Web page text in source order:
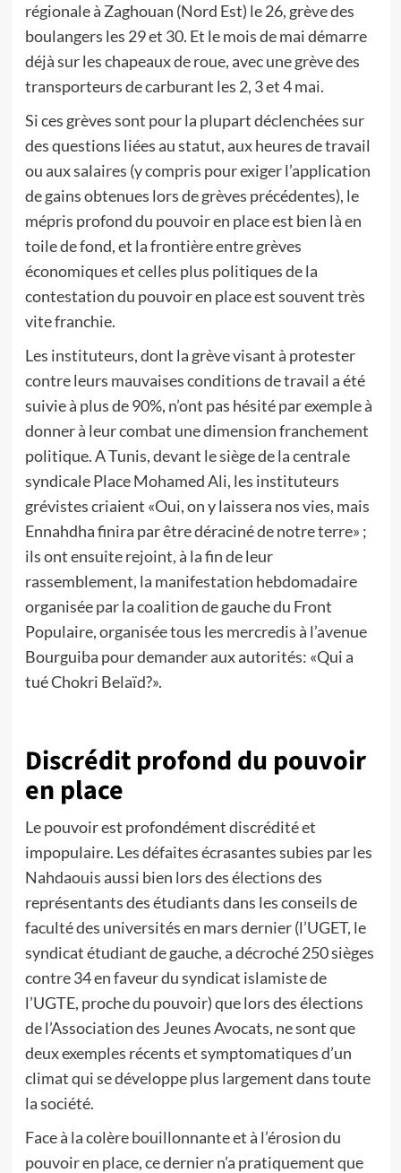
régionale à Zaghouan (Nord Est) le 26, grève des
boulangers les 29 et 30. Et le mois de mai démarre
déjà sur les chapeaux de roue, avec une grève des
transporteurs de carburant les 2, 3 et 4 mai.
Si ces grèves sont pour la plupart déclenchées sur
des questions liées au statut, aux heures de travail
ou aux salaires (y compris pour exiger l’application
de gains obtenues lors de grèves précédentes), le
mépris profond du pouvoir en place est bien là en
toile de fond, et la frontière entre grèves
économiques et celles plus politiques de la
contestation du pouvoir en place est souvent très
vite franchie.
Les instituteurs, dont la grève visant à protester
contre leurs mauvaises conditions de travail a été
suivie à plus de 90%, n’ont pas hésité par exemple à
donner à leur combat une dimension franchement
politique. A Tunis, devant le siège de la centrale
syndicale Place Mohamed Ali, les instituteurs
grévistes criaient «Oui, on y laissera nos vies, mais
Ennahdha finira par être déraciné de notre terre» ;
ils ont ensuite rejoint, à la fin de leur
rassemblement, la manifestation hebdomadaire
organisée par la coalition de gauche du Front
Populaire, organisée tous les mercredis à l’avenue
Bourguiba pour demander aux autorités: «Qui a
tué Chokri Belaïd?».
Discrédit profond du pouvoir
en place
Le pouvoir est profondément discrédité et
impopulaire. Les défaites écrasantes subies par les
Nahdaouis aussi bien lors des élections des
représentants des étudiants dans les conseils de
faculté des universités en mars dernier (l’UGET, le
syndicat étudiant de gauche, a décroché 250 sièges
contre 34 en faveur du syndicat islamiste de
l’UGTE, proche du pouvoir) que lors des élections
de l’Association des Jeunes Avocats, ne sont que
deux exemples récents et symptomatiques d’un
climat qui se développe plus largement dans toute
la société.
Face à la colère bouillonnante et à l’érosion du
pouvoir en place, ce dernier n’a pratiquement que